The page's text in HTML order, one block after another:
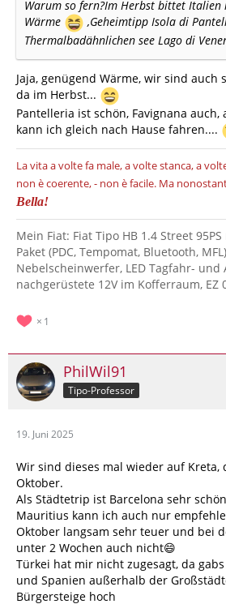
Warum so fern?Im Herbst bittet Italien
Wärme
,Geheimtipp Isola di
Thermalbadähnlichen see Lago di
Jaja, genügend Wärme, wir sind auch
da im Herbst...
Pantelleria ist schön, Favignana auch,
kann ich gleich nach Hause fahren....
La vita a volte fa male, a volte stanca, a
non è coerente, - non è facile. Ma
Bella!
Mein Fiat: Fiat Tipo HB 1.4 Street
Paket (PDC, Tempomat, Bluetooth,
Nebelscheinwerfer, LED Tagfahr-
nachgerüstete 12V im Kofferraum, EZ
1
PhilWil91
Tipo-Professor
19. Juni 2025
Wir sind dieses mal wieder auf Kreta,
Oktober.
Als Städtetrip ist Barcelona sehr
Mauritius kann ich auch nur
Oktober langsam sehr teuer und bei
unter 2 Wochen auch nicht😄
Türkei hat mir nicht zugesagt, da
und Spanien außerhalb der
Bürgersteige hoch